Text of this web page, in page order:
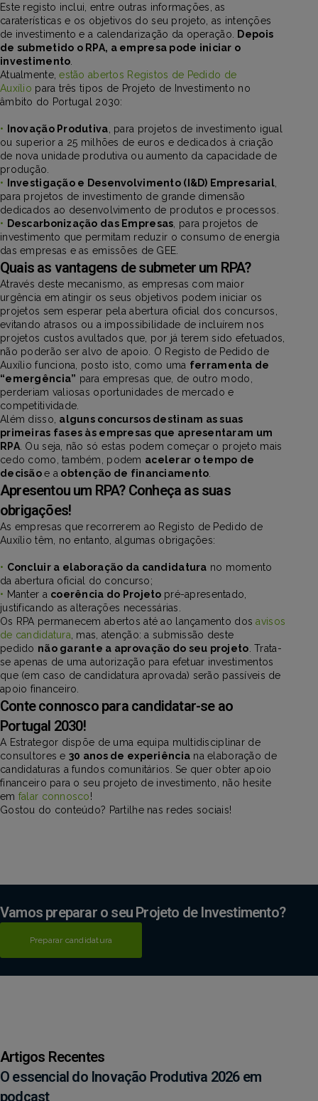
Este registo inclui, entre outras informações, as
caraterísticas e os objetivos do seu projeto, as intenções
de investimento e a calendarização da operação.
Depois
de submetido o RPA, a empresa pode iniciar o
investimento
Atualmente,estão abertos Registos de Pedido de
Auxílio para três tipos de Projeto de Investimento no
âmbito do Portugal 2030:
• Inovação Produtiva , para projetos de investimento igual
ou superior a 25 milhões de euros e dedicados à criação
de nova unidade produtiva ou aumento da capacidade de
produção.
•
Investigação e Desenvolvimento (I&D) Empresarial
para projetos de investimento de grande dimensão
dedicados ao desenvolvimento de produtos e processos.
• Descarbonização das Empresas , para projetos de
investimento que permitam reduzir o consumo de energia
das empresas e as emissões de GEE.
Quais as vantagens de submeter um RPA?
Através deste mecanismo, as empresas com maior
urgência em atingir os seus objetivos podem iniciar os
projetos sem esperar pela abertura oficial dos concursos,
evitando atrasos ou a impossibilidade de incluírem nos
projetos custos avultados que, por já terem sido efetuados,
não poderão ser alvo de apoio. O Registo de Pedido de
Auxílio funciona, posto isto, como uma ferramenta de
“emergência” para empresas que, de outro modo,
perderiam valiosas oportunidades de mercado e
competitividade.
Além disso, alguns concursos destinam as suas
primeiras fases às empresas que apresentaram um
RPA. Ou seja, não só estas podem começar o projeto mais
cedo como, também, podem acelerar o tempo de
decisãoe a obtenção de financiamento
Apresentou um RPA? Conheça as suas
obrigações!
As empresas que recorrerem ao Registo de Pedido de
Auxílio têm, no entanto, algumas obrigações:
• Concluir a elaboração da candidatura no momento
da abertura oficial do concurso;
• Manter a coerência do Projeto pré-apresentado,
justificando as alterações necessárias.
Os RPA permanecem abertos até ao lançamento dosavisos
de candidatura , mas, atenção: a submissão deste
pedido não garante a aprovação do seu projeto . Trata-
se apenas de uma autorização para efetuar investimentos
que (em caso de candidatura aprovada) serão passíveis de
apoio financeiro.
Conte connosco para candidatar-se ao
Portugal 2030!
A Estrategor dispõe de uma equipa multidisciplinar de
consultores e 30 anos de experiência na elaboração de
candidaturas a fundos comunitários. Se quer obter apoio
financeiro para o seu projeto de investimento, não hesite
em falar connosco!
Gostou do conteúdo? Partilhe nas redes sociais!
Vamos preparar o seu Projeto de Investimento?
Preparar candidatura
Artigos Recentes
O essencial do Inovação Produtiva 2026 em
podcast